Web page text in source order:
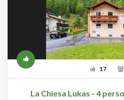
17
La Chiesa Lukas - 4